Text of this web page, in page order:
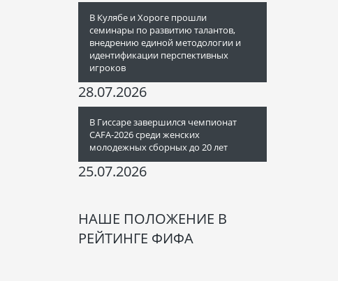
В Кулябе и Хороге прошли
семинары по развитию талантов,
внедрению единой методологии и
идентификации перспективных
игроков
28.07.2026
В Гиссаре завершился чемпионат
CAFA-2026 среди женских
молодежных сборных до 20 лет
25.07.2026
НАШЕ ПОЛОЖЕНИЕ В
РЕЙТИНГЕ ФИФА